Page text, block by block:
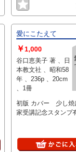
愛にこたえて
￥1,000
谷口恵美子 著 、日
本教文社 、昭和58
年 、236p 、20cm
、1冊
初版 カバー 少し
家受講記念スタン